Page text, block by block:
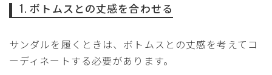
1. ボトムスとの丈感を合わせる
サンダルを履くときは、ボトムスとの丈感を考えてコ
ーディネートする必要があります。